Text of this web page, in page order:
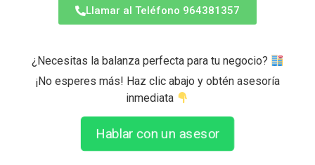
Llamar al Teléfono 964381357
¿Necesitas la balanza perfecta para tu negocio?
¡No esperes más! Haz clic abajo y obtén asesoría
inmediata
Hablar con un asesor